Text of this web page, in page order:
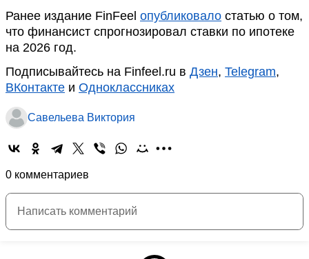
Ранее издание FinFeel опубликовало статью о том,
что финансист спрогнозировал ставки по ипотеке
на 2026 год.
Подписывайтесь на Finfeel.ru в Дзен, Telegram,
ВКонтакте и Одноклассниках
Савельева Виктория
0 комментариев